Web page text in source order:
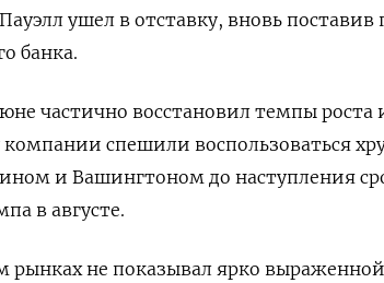
ушел в отставку, вновь поставив
банка.
частично восстановил темпы роста
компании спешили воспользоваться
и Вашингтоном до наступления
в августе.
не показывал ярко выраженной